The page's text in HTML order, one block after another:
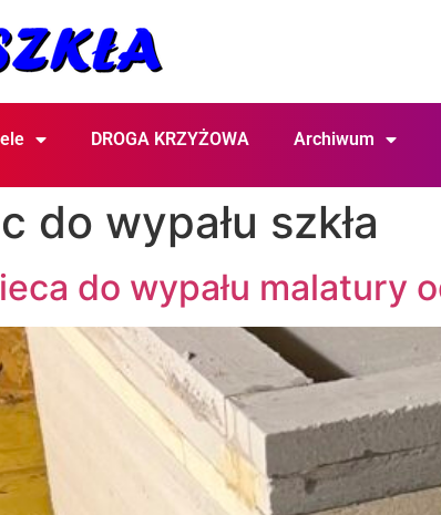
DROGA KRZYŻOWA Archiwum
do wypału szkła
do wypału malatury